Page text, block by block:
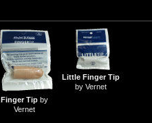
Finger Tipby
Vernet
Little Finger Tip
by Vernet